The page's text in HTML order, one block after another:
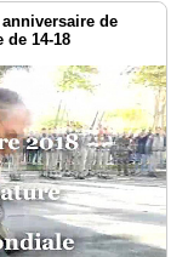
de
14-18